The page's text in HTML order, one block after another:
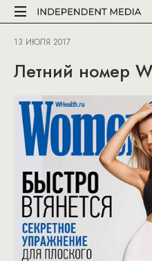
13 ИЮЛЯ 2017
Летний номер